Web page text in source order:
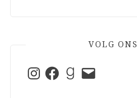
VOLG ONS
InstagramFacebookGoodreads
E-
mail